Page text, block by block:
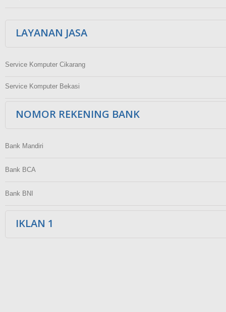
LAYANAN JASA
Service Komputer Cikarang
Service Komputer Bekasi
NOMOR REKENING BANK
Bank Mandiri
Bank BCA
Bank BNI
IKLAN 1